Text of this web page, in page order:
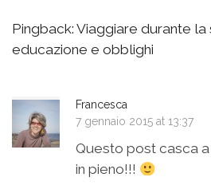
Pingback: Viaggiare durante la
educazione e obblighi
Francesca
7 gennaio 2015 at 13:37
Questo post casca
in pieno!!!